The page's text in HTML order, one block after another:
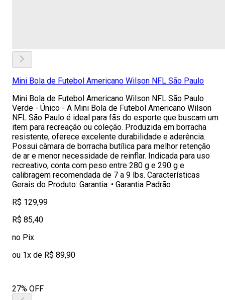
Mini Bola de Futebol Americano Wilson NFL São Paulo
Mini Bola de Futebol Americano Wilson NFL São Paulo
Verde - Único - A Mini Bola de Futebol Americano Wilson
NFL São Paulo é ideal para fãs do esporte que buscam um
item para recreação ou coleção. Produzida em borracha
resistente, oferece excelente durabilidade e aderência.
Possui câmara de borracha butílica para melhor retenção
de ar e menor necessidade de reinflar. Indicada para uso
recreativo, conta com peso entre 280 g e 290 g e
calibragem recomendada de 7 a 9 lbs. Características
Gerais do Produto: Garantia: • Garantia Padrão
R$ 129,99
R$ 85,40
no Pix
ou 1x de R$ 89,90
27% OFF